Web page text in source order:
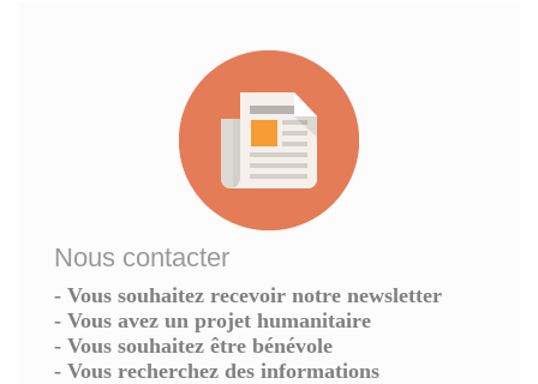
Nous contacter
- Vous souhaitez recevoir notre newsletter
- Vous avez un projet humanitaire
- Vous souhaitez être bénévole
- Vous recherchez des informations